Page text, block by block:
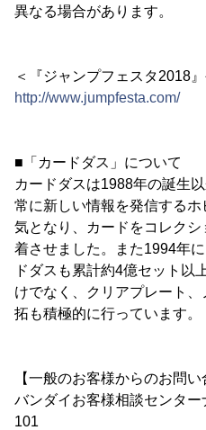
異なる場合があります。
＜『ジャンプフェスタ2018
http://www.jumpfesta.com/
■「カードダス」について
カードダスは1988年の誕生
常に新しい情報を発信する
気となり、カードをコレク
着させました。また1994年
ドダスも累計約4億セット以
けでなく、クリアプレート
拓も積極的に行っています。
【一般のお客様からのお問い
バンダイお客様相談センタ
101